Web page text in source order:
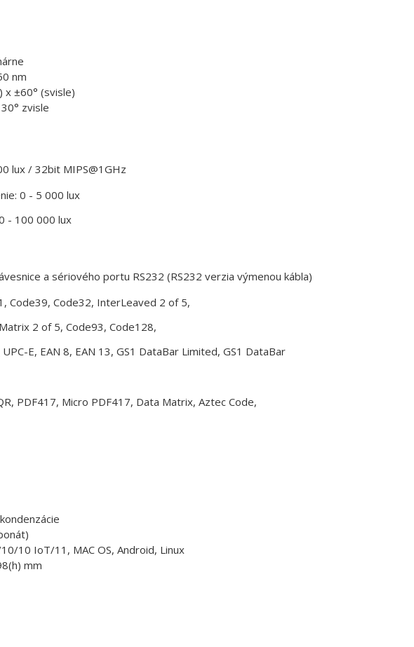
nm
x ±60° (svisle)
zvisle
lux / 32bit MIPS@1GHz
0 - 5 000 lux
- 100 000 lux
a sériového portu RS232 (RS232 verzia výmenou kábla)
Code39, Code32, InterLeaved 2 of 5,
2 of 5, Code93, Code128,
E, EAN 8, EAN 13, GS1 DataBar Limited, GS1 DataBar
PDF417, Micro PDF417, Data Matrix, Aztec Code,
10 IoT/11, MAC OS, Android, Linux
mm